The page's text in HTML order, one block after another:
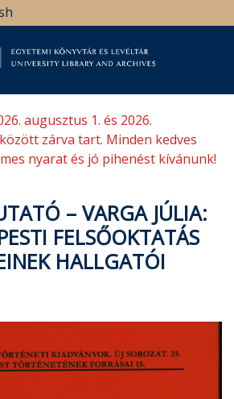
augusztus 1. és 2026.
zárva tart. Minden kedves
nyarat és jó pihenést kívánunk!
– VARGA JÚLIA:
FELSŐOKTATÁS
HALLGATÓI